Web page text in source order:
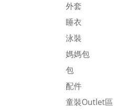
外套
睡衣
泳裝
媽媽包
包
配件
童裝Outlet區